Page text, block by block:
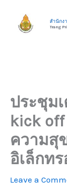
content
สำนักง
Trang
ประชุม
kick
ความสุ
อิเล็กท
Leave a